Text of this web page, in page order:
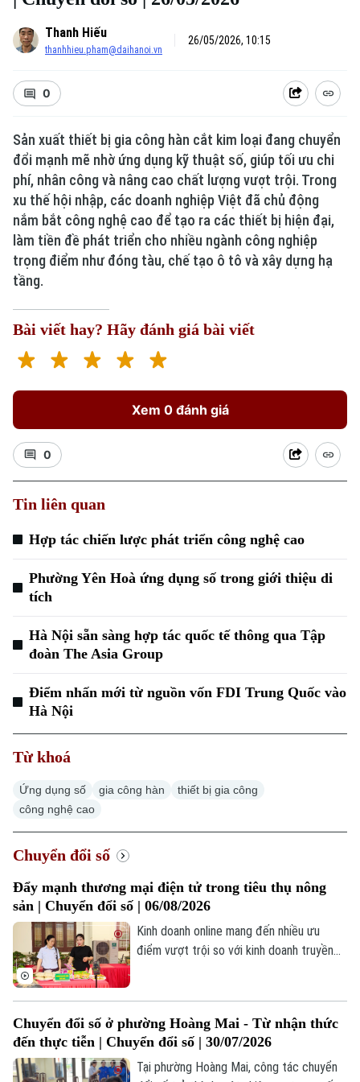
Thanh Hiếu
thanhhieu.pham@daihanoi.vn
26/05/2026, 10:15
0
Sản xuất thiết bị gia công hàn cắt kim loại đang chuyển
đổi mạnh mẽ nhờ ứng dụng kỹ thuật số, giúp tối ưu chi
phí, nhân công và nâng cao chất lượng vượt trội. Trong
xu thế hội nhập, các doanh nghiệp Việt đã chủ động
nắm bắt công nghệ cao để tạo ra các thiết bị hiện đại,
làm tiền đề phát triển cho nhiều ngành công nghiệp
trọng điểm như đóng tàu, chế tạo ô tô và xây dựng hạ
tầng.
Bài viết hay? Hãy đánh giá bài viết
Xem 0 đánh giá
0
Tin liên quan
Hợp tác chiến lược phát triển công nghệ cao
Phường Yên Hoà ứng dụng số trong giới thiệu di
tích
Hà Nội sẵn sàng hợp tác quốc tế thông qua Tập
đoàn The Asia Group
Điểm nhấn mới từ nguồn vốn FDI Trung Quốc vào
Hà Nội
Từ khoá
Ứng dụng số gia công hàn
thiết bị gia công
công nghệ cao
Chuyển đổi số
Đẩy mạnh thương mại điện tử trong tiêu thụ nông
sản | Chuyển đổi số | 06/08/2026
Kinh doanh online mang đến nhiều ưu
điểm vượt trội so với kinh doanh truyền
các cơ sở sản xuất kinh doanh ở Hà Nội
nói chung, sản xuất chế biến hàng nông
sản nói riêng cũng đang từng bước phát
Chuyển đổi số ở phường Hoàng Mai - Từ nhận thức
đến thực tiễn | Chuyển đổi số | 30/07/2026
Tại phường Hoàng Mai, công tác chuyển